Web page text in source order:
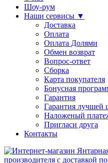
Шоу-рум
Наши сервисы ▼
Доставка
Оплата
Оплата Долями
Обмен возврат
Вопрос-ответ
Сборка
Карта покупателя
Бонусная
Гарантия
Гарантия лучшей
Наложеный
Пригласи друга
Контакты